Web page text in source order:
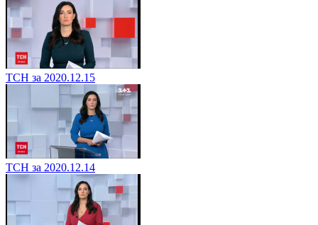
ТСН за 2020.12.15
ТСН за 2020.12.14